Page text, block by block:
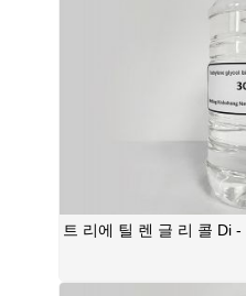
트 리에 틸 렌 글 리 콜 Di